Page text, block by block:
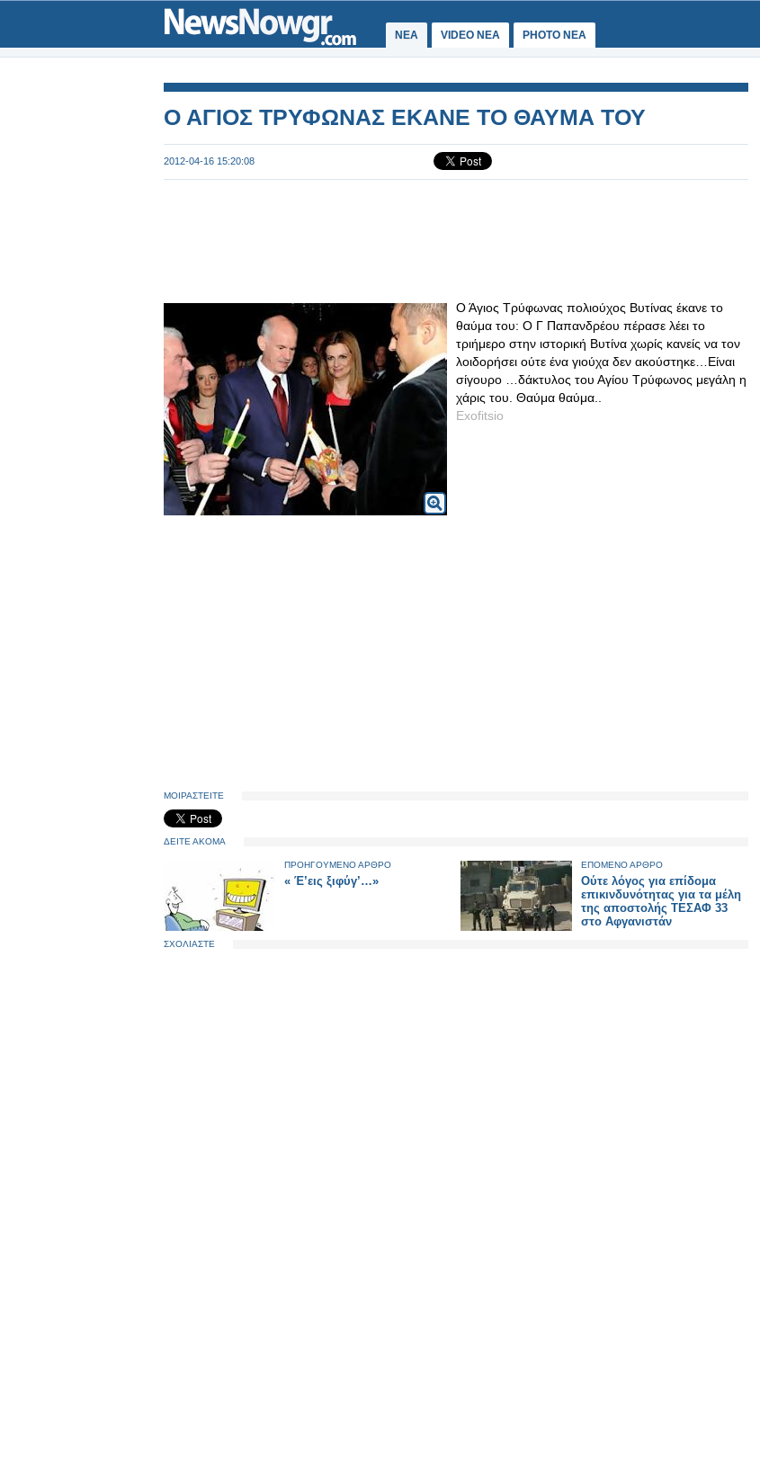
ΝΕΑ VIDEO NEA PHOTO NEA
Ο ΑΓΙΟΣ ΤΡΥΦΩΝΑΣ ΕΚΑΝΕ ΤΟ ΘΑΥΜΑ ΤΟΥ
2012-04-16 15:20:08
Ο Άγιος Τρύφωνας πολιούχος Βυτίνας έκανε το
θαύμα του: Ο Γ Παπανδρέου πέρασε λέει το
τριήμερο στην ιστορική Βυτίνα χωρίς κανείς να τον
λοιδορήσει ούτε ένα γιούχα δεν ακούστηκε…Είναι
σίγουρο …δάκτυλος του Αγίου Τρύφωνος μεγάλη η
χάρις του. Θαύμα θαύμα..
Exofitsio
ΜΟΙΡΑΣΤΕΙΤΕ
ΔΕΙΤΕ ΑΚΟΜΑ
ΠΡΟΗΓΟΥΜΕΝΟ ΑΡΘΡΟ
« Έ’εις ξιφύγ’…»
ΕΠΟΜΕΝΟ ΑΡΘΡΟ
Ούτε λόγος για επίδομα
επικινδυνότητας για τα μέλη
της αποστολής ΤΕΣΑΦ 33
στο Αφγανιστάν
ΣΧΟΛΙΑΣΤΕ